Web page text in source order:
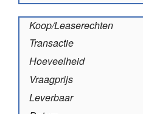
Koop/Leaserechten
Transactie
Hoeveelheid
Vraagprijs
Leverbaar